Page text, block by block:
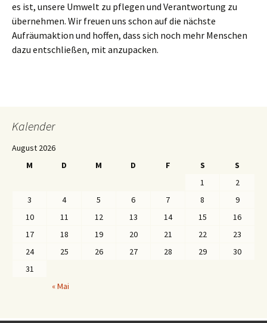
es ist, unsere Umwelt zu pflegen und Verantwortung zu
übernehmen. Wir freuen uns schon auf die nächste
Aufräumaktion und hoffen, dass sich noch mehr Menschen
dazu entschließen, mit anzupacken.
Kalender
August 2026
M
D M D F S
S
1
2
3
4 5 6 7 8
9
10
11 12 13 14 15
16
17
18 19 20 21 22
23
24
25 26 27 28 29
30
31
« Mai